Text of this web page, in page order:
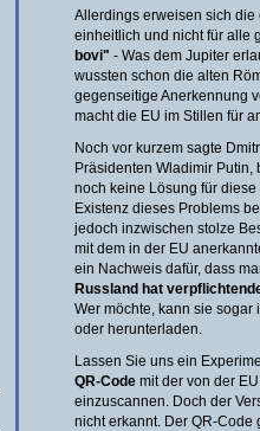
Allerdings erweisen sich
einheitlich und nicht für alle
bovi" - Was dem Jupiter
wussten schon die alten
gegenseitige Anerkennung
macht die EU im Stillen für
Noch vor kurzem sagte
Präsidenten Wladimir
noch keine Lösung für
Existenz dieses Problems
jedoch inzwischen stolze
mit dem in der EU
ein Nachweis dafür, dass
Russland hat
Wer möchte, kann sie sogar
oder herunterladen.
Lassen Sie uns ein
QR-Code mit der von der
einzuscannen. Doch der
nicht erkannt. Der QR-Code